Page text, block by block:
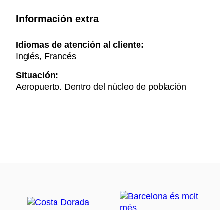
Información extra
Idiomas de atención al cliente:
Inglés, Francés
Situación:
Aeropuerto, Dentro del núcleo de población